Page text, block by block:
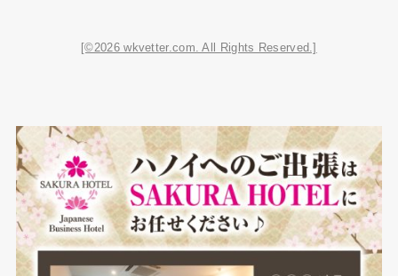
[©2026 wkvetter.com. All Rights Reserved.]